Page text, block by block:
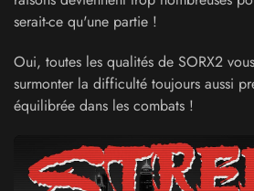
serait-ce qu'une partie !
Oui, toutes les qualités de SORX2
surmonter la difficulté toujours aussi
équilibrée dans les combats !